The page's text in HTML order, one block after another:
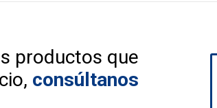
productos que
consúltanos